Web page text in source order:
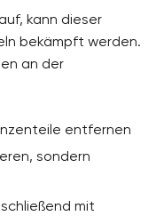
kann dieser
bekämpft werden.
an der
entfernen
sondern
mit